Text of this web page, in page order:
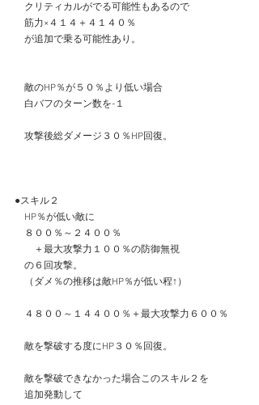
クリティカルがでる可能性もあるので
筋力×４１４＋４１４０％
が追加で乗る可能性あり。
敵のHP％が５０％より低い場合
白バフのターン数を-１
攻撃後総ダメージ３０％HP回復。
●スキル２
HP％が低い敵に
８００％～２４００％
＋最大攻撃力１００％の防御無視
の６回攻撃。
（ダメ％の推移は敵HP％が低い程↑）
４８００～１４４００％＋最大攻撃力６００％
敵を撃破する度にHP３０％回復。
敵を撃破できなかった場合このスキル２を
追加発動して